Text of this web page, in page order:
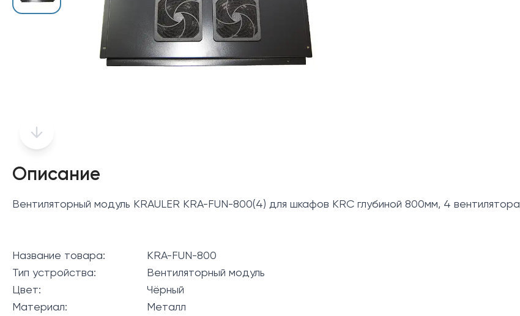
Описание
Вентиляторный модуль KRAULER KRA-FUN-800(4) для шкафов KRC глубиной 800мм, 4 вентилятора
Название товара:
KRA-FUN-800
Тип устройства:
Вентиляторный модуль
Цвет:
Чёрный
Материал:
Металл